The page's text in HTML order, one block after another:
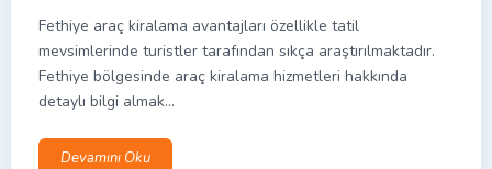
Fethiye araç kiralama avantajları özellikle tatil
mevsimlerinde turistler tarafından sıkça araştırılmaktadır.
Fethiye bölgesinde araç kiralama hizmetleri hakkında
detaylı bilgi almak…
Devamını Oku